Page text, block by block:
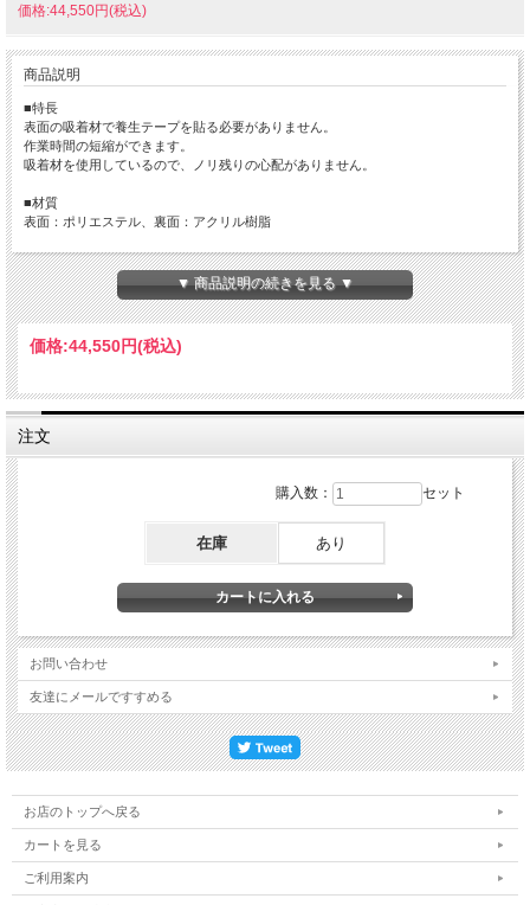
価格:44,550円(税込)
商品説明
■特長
表面の吸着材で養生テープを貼る必要がありません。
作業時間の短縮ができます。
吸着材を使用しているので、ノリ残りの心配がありません。
■材質
表面：ポリエステル、裏面：アクリル樹脂
■用途
引越しの搬入・搬出、リフォーム現場▼ 商品説明の続きを見る ▼
価格:44,550円(税込)
注文
購入数： セット
在庫 あり
お問い合わせ
友達にメールですすめる
お店のトップへ戻る
カートを見る
ご利用案内